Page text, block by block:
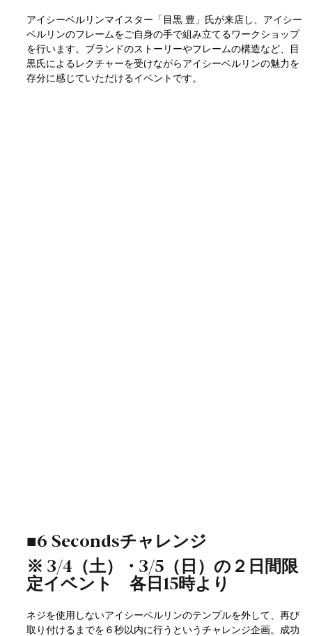
アイシーベルリンマイスター「目黒 豊」氏が来店し、アイシー
ベルリンのフレームをご自身の手で組み立てるワークショップ
を行います。ブランドのストーリーやフレームの構造など、目
黒氏によるレクチャーを受けながらアイシーベルリンの魅力を
存分に感じていただけるイベントです。
■6 Secondsチャレンジ
※ 3/4（土）・3/5（日）の２日間限
定イベント　各日15時より
ネジを使用しないアイシーベルリンのテンプルを外して、再び
取り付けるまでを６秒以内に行うというチャレンジ企画。成功